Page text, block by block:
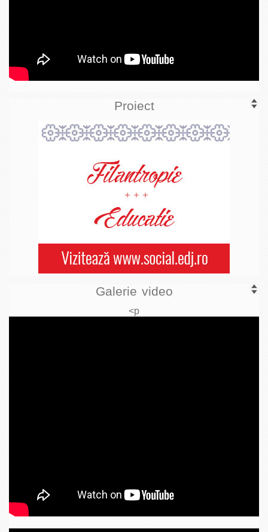
Proiect
Galerie video
<p